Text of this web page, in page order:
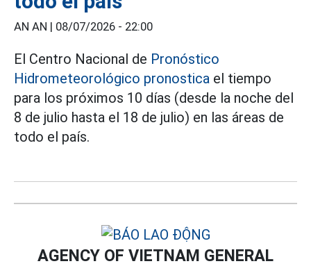
AN AN | 08/07/2026 - 22:00
El Centro Nacional de Pronóstico
Hidrometeorológico pronostica el tiempo
para los próximos 10 días (desde la noche del
8 de julio hasta el 18 de julio) en las áreas de
todo el país.
AGENCY OF VIETNAM GENERAL